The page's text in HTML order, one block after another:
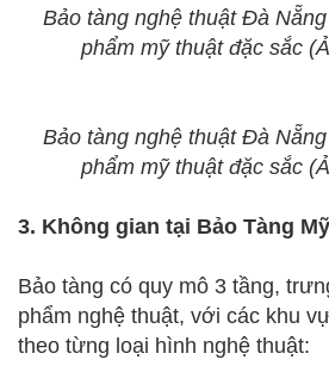
Bảo tàng nghệ thuật Đà
phẩm mỹ thuật đặc sắc
Bảo tàng nghệ thuật Đà
phẩm mỹ thuật đặc sắc
3. Không gian tại Bảo Tàng
Bảo tàng có quy mô 3 tầng,
phẩm nghệ thuật, với các khu
theo từng loại hình nghệ thuật: